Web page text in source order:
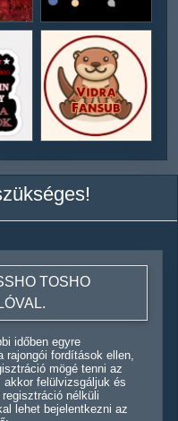
TOSHO
időben egyre
fordítások ellen,
mögé tenni az
felülvizsgáljuk és
nélküli
lehet bejelentkezni az